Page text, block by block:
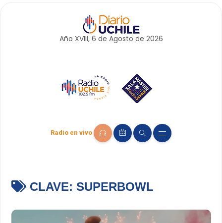
Año XVIII, 6 de Agosto de 2026
Radio en vivo
CLAVE: SUPERBOWL